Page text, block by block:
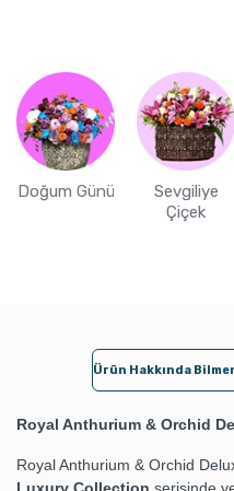
Doğum Günü
Sevgiliye
Çiçek
Ürün Hakkında
Royal Anthurium & Orchid
Royal Anthurium & Orchid